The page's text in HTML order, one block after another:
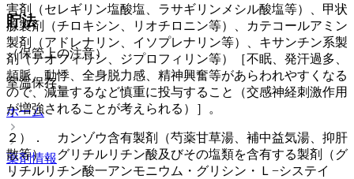
貯法
（保管上の注意）
室温保存。
ホーム
薬剤情報
害剤（セレギリン塩酸塩、ラサギリンメシル酸塩等）、甲状
腺製剤（チロキシン、リオチロニン等）、カテコールアミン
製剤（アドレナリン、イソプレナリン等）、キサンチン系製
剤（テオフィリン、ジプロフィリン等）［不眠、発汗過多、
頻脈、動悸、全身脱力感、精神興奮等があらわれやすくなる
ので、減量するなど慎重に投与すること（交感神経刺激作用
が増強されることが考えられる）］。
２）． カンゾウ含有製剤（芍薬甘草湯、補中益気湯、抑肝
散等）、グリチルリチン酸及びその塩類を含有する製剤（グ
リチルリチン酸一アンモニウム・グリシン・Ｌ−システイ